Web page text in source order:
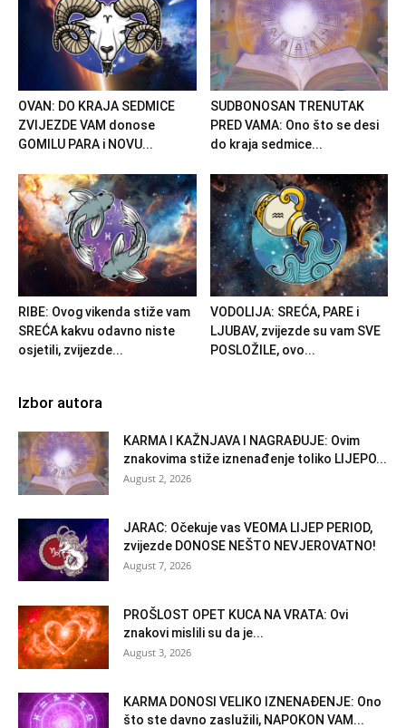
OVAN: DO KRAJA SEDMICE
ZVIJEZDE VAM donose
GOMILU PARA i NOVU...
SUDBONOSAN TRENUTAK
PRED VAMA: Ono što se desi
do kraja sedmice...
RIBE: Ovog vikenda stiže vam
SREĆA kakvu odavno niste
osjetili, zvijezde...
VODOLIJA: SREĆA, PARE i
LJUBAV, zvijezde su vam SVE
POSLOŽILE, ovo...
Izbor autora
KARMA I KAŽNJAVA I NAGRAĐUJE: Ovim
znakovima stiže iznenađenje toliko LIJEPO...
August 2, 2026
JARAC: Očekuje vas VEOMA LIJEP PERIOD,
zvijezde DONOSE NEŠTO NEVJEROVATNO!
August 7, 2026
PROŠLOST OPET KUCA NA VRATA: Ovi
znakovi mislili su da je...
August 3, 2026
KARMA DONOSI VELIKO IZNENAĐENJE: Ono
što ste davno zaslužili, NAPOKON VAM...